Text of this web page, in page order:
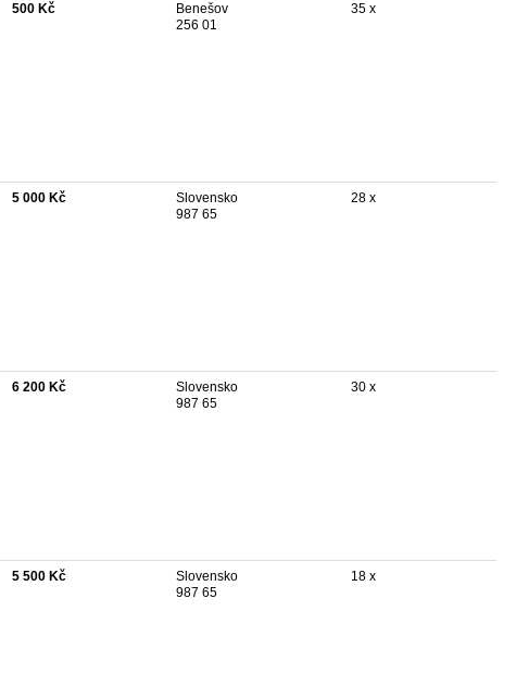
500 Kč
Benešov
256 01
35 x
5 000 Kč
Slovensko
987 65
28 x
6 200 Kč
Slovensko
987 65
30 x
5 500 Kč
Slovensko
987 65
18 x